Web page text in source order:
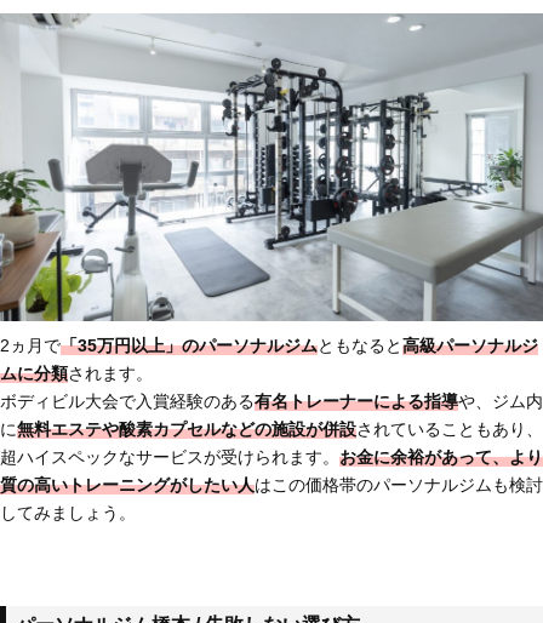
2ヵ月で「35万円以上」のパーソナルジムともなると高級パーソナルジ
ムに分類されます。
ボディビル大会で入賞経験のある有名トレーナーによる指導や、ジム内
に無料エステや酸素カプセルなどの施設が併設されていることもあり、
超ハイスペックなサービスが受けられます。 お金に余裕があって、より
質の高いトレーニングがしたい人はこの価格帯のパーソナルジムも検討
してみましょう。